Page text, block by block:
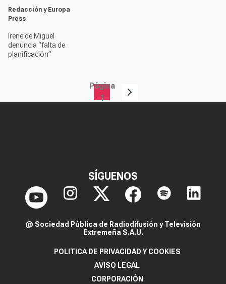
Redacción y Europa
Press
Irene de Miguel
denuncia “falta de
planificación”
Página
1
SÍGUENOS
@ Sociedad Pública de Radiodifusión y Televisión
Extremeña S.A.U.
POLITICA DE PRIVACIDAD Y COOKIES
AVISO LEGAL
CORPORACIÓN